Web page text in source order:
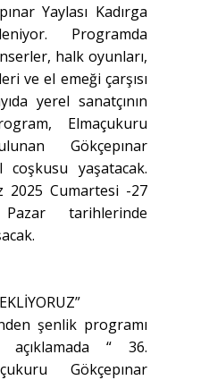
Yaylası Kadırga
Programda
halk oyunları,
ve el emeği çarşısı
yerel sanatçının
Elmaçukuru
Gökçepınar
coşkusu yaşatacak.
2025 Cumartesi -27
tarihlerinde
şenlik programı
açıklamada “ 36.
Gökçepınar